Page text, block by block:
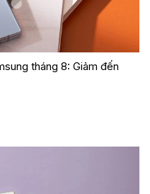
tháng 8: Giảm đến